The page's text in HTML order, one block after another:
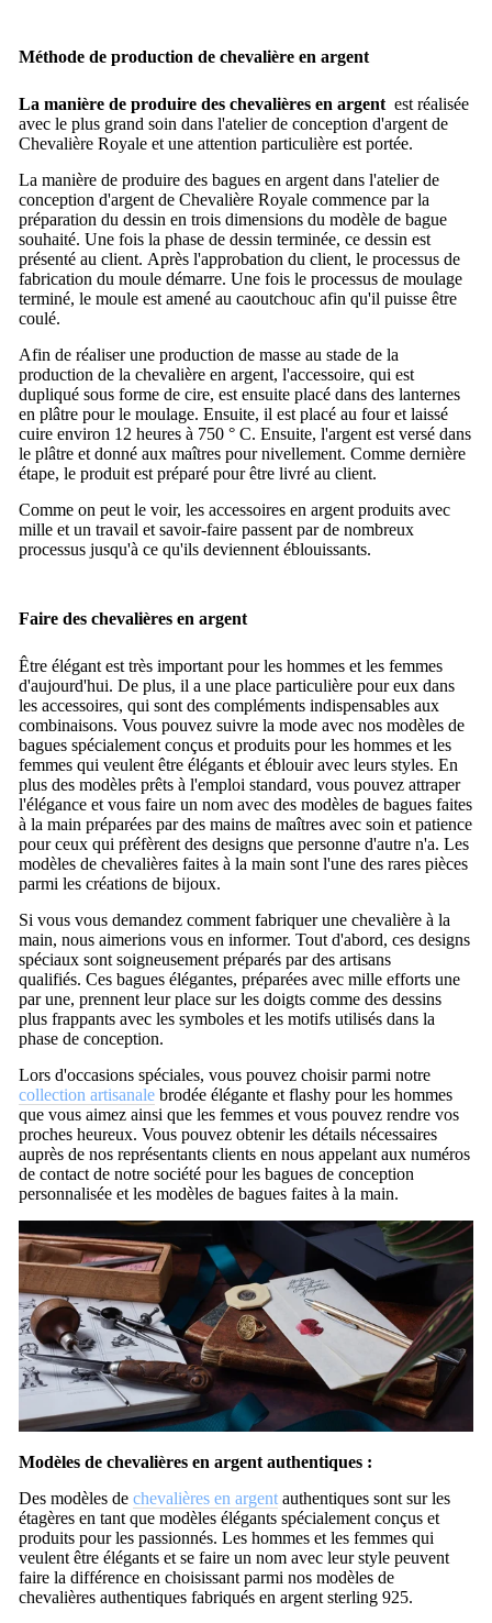
Méthode de production de chevalière en argent
La manière de produire des chevalières en argent est réalisée
avec le plus grand soin dans l'atelier de conception d'argent de
Chevalière Royale et une attention particulière est portée.
La manière de produire des bagues en argent dans l'atelier de
conception d'argent de Chevalière Royale commence par la
préparation du dessin en trois dimensions du modèle de bague
souhaité. Une fois la phase de dessin terminée, ce dessin est
présenté au client. Après l'approbation du client, le processus de
fabrication du moule démarre. Une fois le processus de moulage
terminé, le moule est amené au caoutchouc afin qu'il puisse être
coulé.
Afin de réaliser une production de masse au stade de la
production de la chevalière en argent, l'accessoire, qui est
dupliqué sous forme de cire, est ensuite placé dans des lanternes
en plâtre pour le moulage. Ensuite, il est placé au four et laissé
cuire environ 12 heures à 750 ° C. Ensuite, l'argent est versé dans
le plâtre et donné aux maîtres pour nivellement. Comme dernière
étape, le produit est préparé pour être livré au client.
Comme on peut le voir, les accessoires en argent produits avec
mille et un travail et savoir-faire passent par de nombreux
processus jusqu'à ce qu'ils deviennent éblouissants.
Faire des chevalières en argent
Être élégant est très important pour les hommes et les femmes
d'aujourd'hui. De plus, il a une place particulière pour eux dans
les accessoires, qui sont des compléments indispensables aux
combinaisons. Vous pouvez suivre la mode avec nos modèles de
bagues spécialement conçus et produits pour les hommes et les
femmes qui veulent être élégants et éblouir avec leurs styles. En
plus des modèles prêts à l'emploi standard, vous pouvez attraper
l'élégance et vous faire un nom avec des modèles de bagues faites
à la main préparées par des mains de maîtres avec soin et patience
pour ceux qui préfèrent des designs que personne d'autre n'a. Les
modèles de chevalières faites à la main sont l'une des rares pièces
parmi les créations de bijoux.
Si vous vous demandez comment fabriquer une chevalière à la
main, nous aimerions vous en informer. Tout d'abord, ces designs
spéciaux sont soigneusement préparés par des artisans
qualifiés. Ces bagues élégantes, préparées avec mille efforts une
par une, prennent leur place sur les doigts comme des dessins
plus frappants avec les symboles et les motifs utilisés dans la
phase de conception.
Lors d'occasions spéciales, vous pouvez choisir parmi notre
collection artisanale brodée élégante et flashy pour les hommes
que vous aimez ainsi que les femmes et vous pouvez rendre vos
proches heureux. Vous pouvez obtenir les détails nécessaires
auprès de nos représentants clients en nous appelant aux numéros
de contact de notre société pour les bagues de conception
personnalisée et les modèles de bagues faites à la main.
Modèles de chevalières en argent authentiques :
Des modèles de chevalières en argent authentiques sont sur les
étagères en tant que modèles élégants spécialement conçus et
produits pour les passionnés. Les hommes et les femmes qui
veulent être élégants et se faire un nom avec leur style peuvent
faire la différence en choisissant parmi nos modèles de
chevalières authentiques fabriqués en argent sterling 925.